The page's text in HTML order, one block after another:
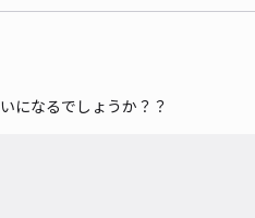
になるでしょうか？？